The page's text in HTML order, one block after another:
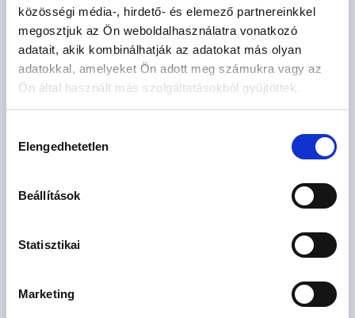
közösségi média-, hirdető- és elemező partnereinkkel
megosztjuk az Ön weboldalhasználatra vonatkozó
adatait, akik kombinálhatják az adatokat más olyan
adatokkal, amelyeket Ön adott meg számukra vagy az
Ön által használt más szolgáltatásokból gyűjtöttek.
kiválasztása
Elengedhetetlen
Beállítások
Statisztikai
Marketing
+36 70MUTAT
AJÁNLATOT KÉREK
Érdekel az OTP Bank kedvezményes lakáshitel ajánlata? *